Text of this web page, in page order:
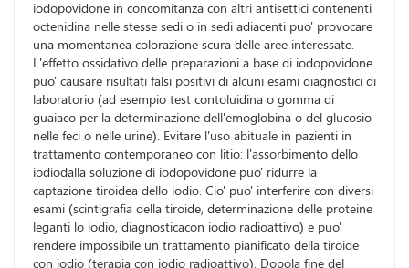
iodopovidone in concomitanza con altri antisettici contenenti
octenidina nelle stesse sedi o in sedi adiacenti puo' provocare
una momentanea colorazione scura delle aree interessate.
L'effetto ossidativo delle preparazioni a base di iodopovidone
puo' causare risultati falsi positivi di alcuni esami diagnostici di
laboratorio (ad esempio test contoluidina o gomma di
guaiaco per la determinazione dell'emoglobina o del glucosio
nelle feci o nelle urine). Evitare l'uso abituale in pazienti in
trattamento contemporaneo con litio: l'assorbimento dello
iodiodalla soluzione di iodopovidone puo' ridurre la
captazione tiroidea dello iodio. Cio' puo' interferire con diversi
esami (scintigrafia della tiroide, determinazione delle proteine
leganti lo iodio, diagnosticacon iodio radioattivo) e puo'
rendere impossibile un trattamento pianificato della tiroide
con iodio (terapia con iodio radioattivo). Dopola fine del